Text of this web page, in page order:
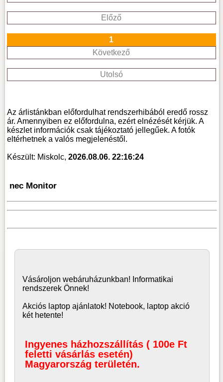
Előző
1
Következő
Utolsó
Az árlistánkban előfordulhat rendszerhibából eredő rossz
ár. Amennyiben ez előfordulna, ezért elnézését kérjük. A
készlet információk csak tájékoztató jellegűek. A fotók
eltérhetnek a valós megjelenéstől.
Készült: Miskolc,2026.08.06. 22:16:24
nec Monitor
Vásároljonwebáruházunkban! Informatikai
rendszerek Önnek!
Akciós laptop ajánlatok! Notebook, laptop akció
két hetente!
Ingyenes házhozszállítás ( 100e Ft
feletti vásárlás esetén)
Magyarország területén.